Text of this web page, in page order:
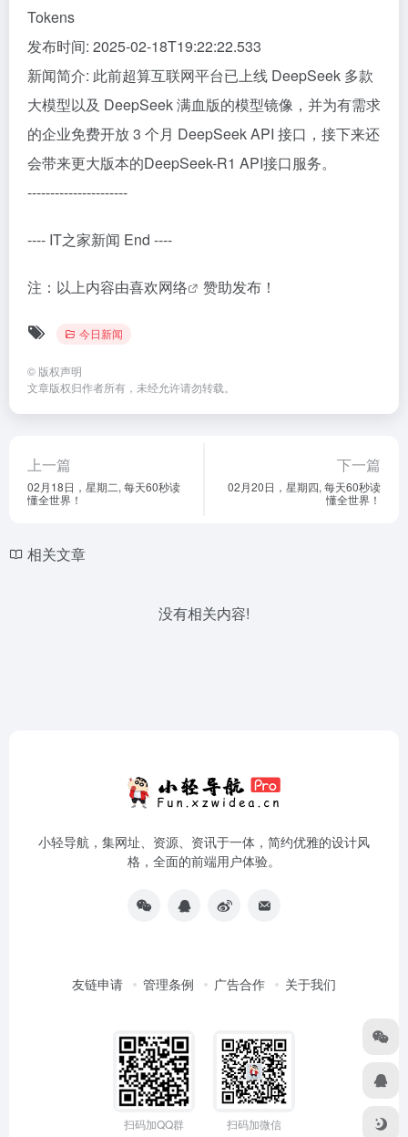
Tokens
发布时间: 2025-02-18T19:22:22.533
新闻简介: 此前超算互联网平台已上线 DeepSeek 多款
大模型以及 DeepSeek 满血版的模型镜像，并为有需求
的企业免费开放 3 个月 DeepSeek API 接口，接下来还
会带来更大版本的DeepSeek-R1 API接口服务。
----------------------
---- IT之家新闻 End ----
注：以上内容由喜欢网络 赞助发布！
今日新闻
© 版权声明
文章版权归作者所有，未经允许请勿转载。
上一篇
02月18日，星期二, 每天60秒读
懂全世界！
下一篇
02月20日，星期四, 每天60秒读
懂全世界！
相关文章
没有相关内容!
小轻导航，集网址、资源、资讯于一体，简约优雅的设计风
格，全面的前端用户体验。
友链申请 管理条例 广告合作 关于我们
扫码加QQ群 扫码加微信